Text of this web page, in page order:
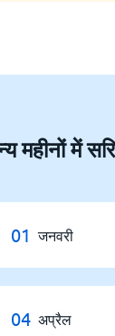
महीनों में
01 जनवरी
04 अप्रैल